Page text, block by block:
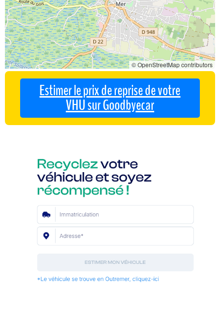
© OpenStreetMap contributors
Estimer le prix de reprise de votre
VHU sur Goodbyecar